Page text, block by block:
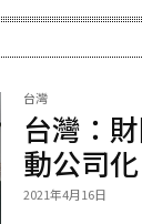
台灣
台灣：
動公司化
2021年4月16日